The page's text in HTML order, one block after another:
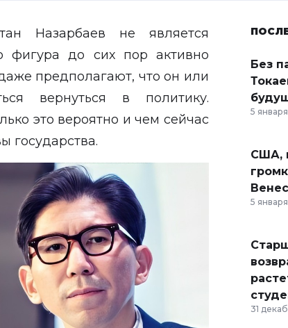
Назарбаев не является
фигура до сих пор активно
предполагают, что он или
вернуться в политику.
это вероятно и чем сейчас
государства.
Без
5
США,
5
31